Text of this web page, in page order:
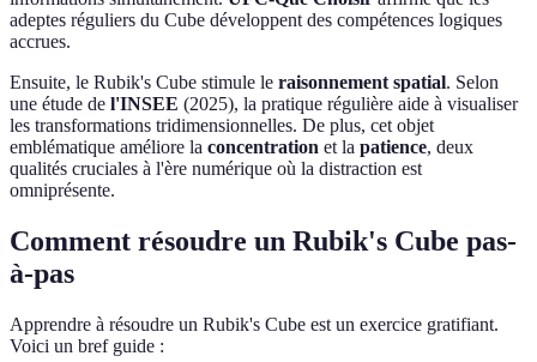
adeptes réguliers du Cube développent des compétences logiques
accrues.
Ensuite, le Rubik's Cube stimule le raisonnement spatial. Selon
une étude de l'INSEE (2025), la pratique régulière aide à visualiser
les transformations tridimensionnelles. De plus, cet objet
emblématique améliore la concentration et la patience, deux
qualités cruciales à l'ère numérique où la distraction est
omniprésente.
Comment résoudre un Rubik's Cube pas-
à-pas
Apprendre à résoudre un Rubik's Cube est un exercice gratifiant.
Voici un bref guide :